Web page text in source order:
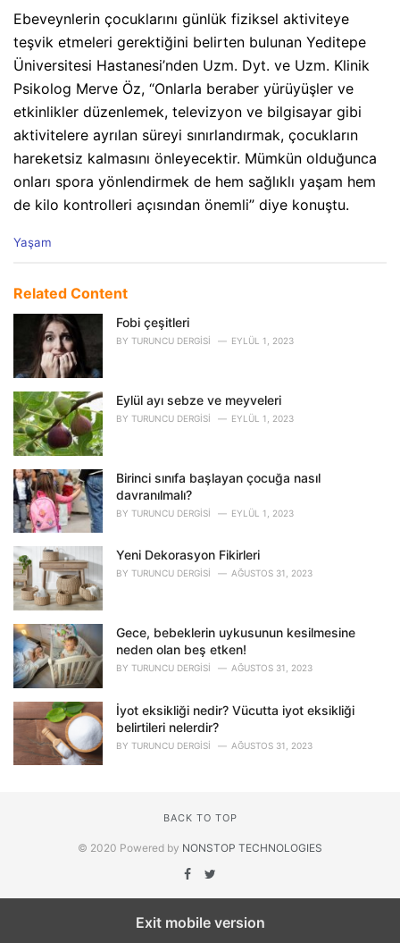
Ebeveynlerin çocuklarını günlük fiziksel aktiviteye
teşvik etmeleri gerektiğini belirten bulunan Yeditepe
Üniversitesi Hastanesi’nden Uzm. Dyt. ve Uzm. Klinik
Psikolog Merve Öz, “Onlarla beraber yürüyüşler ve
etkinlikler düzenlemek, televizyon ve bilgisayar gibi
aktivitelere ayrılan süreyi sınırlandırmak, çocukların
hareketsiz kalmasını önleyecektir. Mümkün olduğunca
onları spora yönlendirmek de hem sağlıklı yaşam hem
de kilo kontrolleri açısından önemli” diye konuştu.
C
e
e
:
Yaşam
Related Content
Fobi çeşitleri
BY TURUNCU DERGISI EYLÜL 1, 2023
Eylül ayı sebze ve meyveleri
BY TURUNCU DERGISI EYLÜL 1, 2023
Birinci sınıfa başlayan çocuğa nasıl
davranılmalı?
BY TURUNCU DERGISI EYLÜL 1, 2023
Yeni Dekorasyon Fikirleri
BY TURUNCU DERGISI AĞUSTOS 31, 2023
Gece, bebeklerin uykusunun kesilmesine
neden olan beş etken!
BY TURUNCU DERGISI AĞUSTOS 31, 2023
İyot eksikliği nedir? Vücutta iyot eksikliği
belirtileri nelerdir?
BY TURUNCU DERGISI AĞUSTOS 31, 2023
BACK TO TOP
© 2020 Powered by NONSTOP TECHNOLOGIES
Exit mobile version